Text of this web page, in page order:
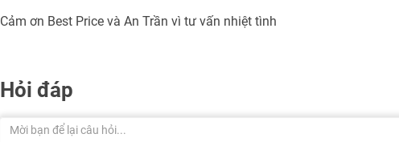
Cảm ơn Best Price và An Trần vì tư vấn nhiệt tình
Hỏi đáp